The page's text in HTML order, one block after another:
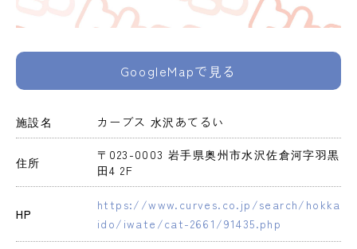
GoogleMapで見る
施設名 カーブス 水沢あてるい
住所
〒023-0003 岩手県奥州市水沢佐倉河字羽黒
田4 2F
HP
https://www.curves.co.jp/search/hokka
ido/iwate/cat-2661/91435.php